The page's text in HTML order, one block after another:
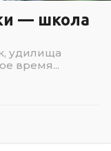
— школа
удилища
время...